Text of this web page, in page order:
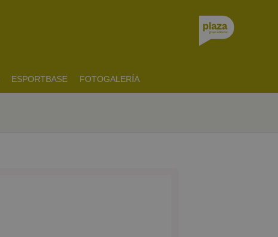
ESPORTBASE FOTOGALERÍA